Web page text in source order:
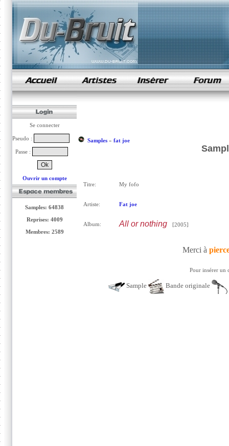
samples de rap
Se connecter
Pseudo :
Passe :
Ouvrir un compte
Samples: 64838
Reprises: 4009
Membres: 2589
Samples» fat joe
Titre: My fofo
Artiste: Fat joe
Album: All or nothing [2005]
Merci à
Pour insérer un
Sample Bande originale